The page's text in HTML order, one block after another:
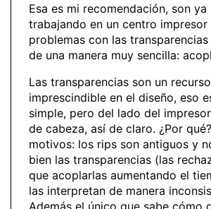
Esa es mi recomendación, son ya
trabajando en un centro impresor
problemas con las
de una manera muy sencilla:
Las transparencias son un
imprescindible en el diseño, eso
simple, pero del lado del
de cabeza, así de claro. ¿Por
motivos: los rips son antiguos y
bien las transparencias (las
que acoplarlas aumentando el
las interpretan de manera
Además el único que sabe cómo